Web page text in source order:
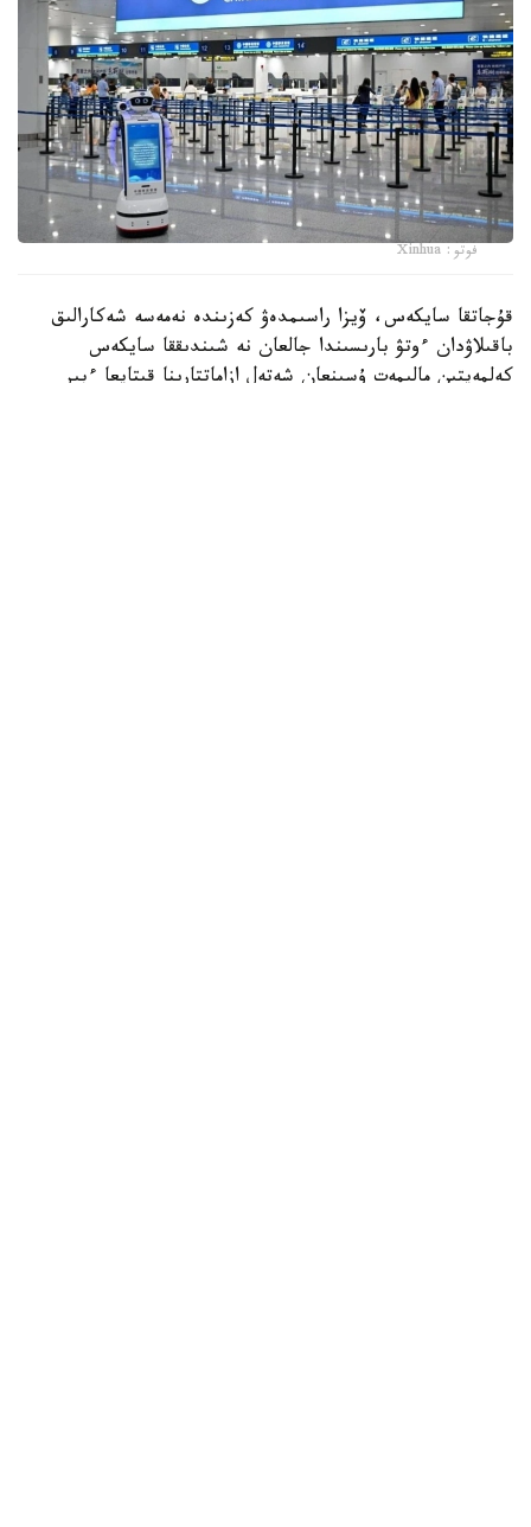
فوتو: Xinhua
قۇجاتقا سايكەس، ۆيزا راسىمدەۋ كەزىندە نەمەسە شەكارالىق
باقىلاۋدان ءوتۋ بارىسىندا جالعان نە شىندىققا سايكەس
كەلمەيتىن مالىمەت ۇسىنعان شەتەل ازاماتتارىنا قىتايعا ءبىر